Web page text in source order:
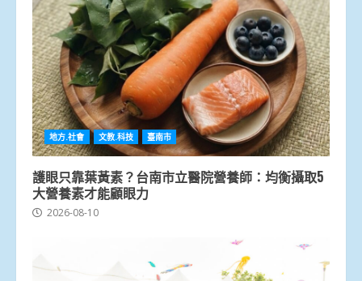
地方.社會 文教.科技 臺南市
護眼只靠葉黃素？台南市立醫院營養師：均衡攝取5
大營養素才能顧眼力
2026-08-10